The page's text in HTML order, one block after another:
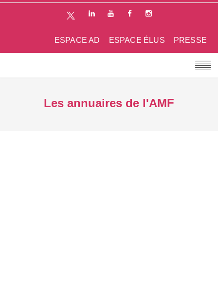
PRESSE
ESPACE ÉLUS
ESPACE AD
Les annuaires de l'AMF